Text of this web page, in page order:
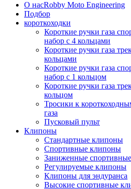
О насRobby Moto Engineering
Подбор
короткоходки
Короткие ручки газа
набор с 4 кольцами
Короткие ручки газа
кольцами
Короткие ручки газа
набор с 1 кольцом
Короткие ручки газа
кольцом
Тросики к
газа
Пусковый пульт
Клипоны
Стандартные клипоны
Спортивные клипоны
Заниженные спортивные
Регулируемые клипоны
Клипоны для эндуранса
Высокие спортивные